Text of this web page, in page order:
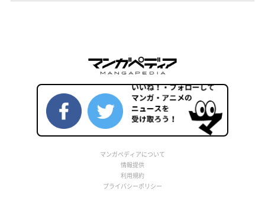
マンガペディアについて
情報提供
利用規約
プライバシーポリシー